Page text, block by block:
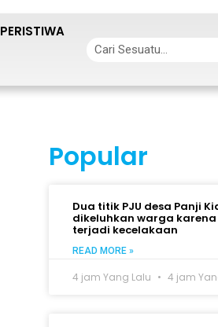
PERISTIWA
Popular
Dua titik PJU desa Panji
dikeluhkan warga
terjadi kecelakaan
READ MORE »
4 jam Yang Lalu 4 jam